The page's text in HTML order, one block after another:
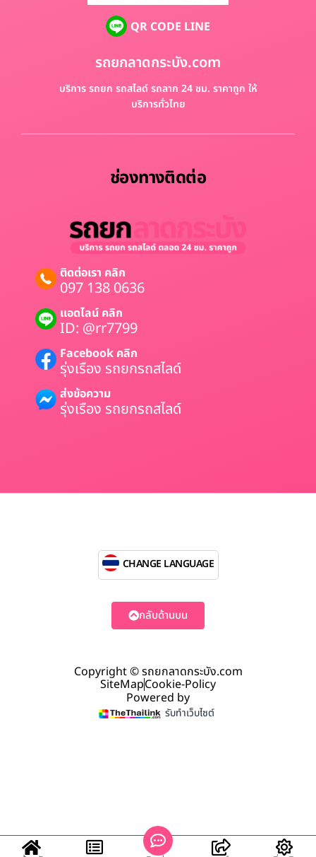
QR CODE LINE
รถยกลาดกระบัง.com
บริการ รถยก รถสไลด์ รถลาก 24 ชม. ราคาถูก ให้
บริการทั่วไทย
ช่องทางติดต่อ
ติดต่อเรา คลิก
097 138 0636
แอดไลน์ คลิก
ID: @rr7799
Facebook คลิก
รุ่งเรือง รถยกรถสไลด์
ส่งข้อความ
รุ่งเรือง รถยกรถสไลด์
Copyright © รถยกลาดกระบัง.com
SiteMapCookie-Policy
Powered by
รับทำเว็บไซต์
CHANGE LANGUAGE
กลับด้านบน